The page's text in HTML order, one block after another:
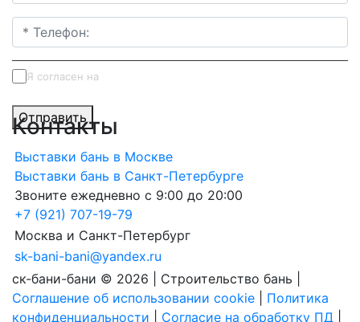
Я согласен на
Отправить
Контакты
Выставки бань в Москве
Выставки бань в Санкт-Петербурге
Звоните ежедневно с 9:00 до 20:00
+7 (921) 707-19-79
Москва и Санкт-Петербург
sk-bani-bani@yandex.ru
ск-бани-бани © 2026 | Строительство бань |
Соглашение об использовании cookie
Политика
конфиденциальности
Согласие на обработку ПД